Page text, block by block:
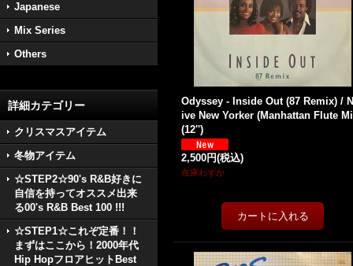
Japanese
Mix Series
Others
詳細カテゴリー
クリスマスアイテム
冬物アイテム
☆STEP2☆90's R&B好きに
自信を持ってオススメ出来
る00's R&B Best 100 !!!
☆STEP1☆これぞ定番！！
まずはここから！2000年代
Hip HopフロアヒットBest
Odyssey - Inside Out (87 Remix) /
ive New Yorker (Manhattan Flute
(12'')
2,500円(税込)
在庫わずか